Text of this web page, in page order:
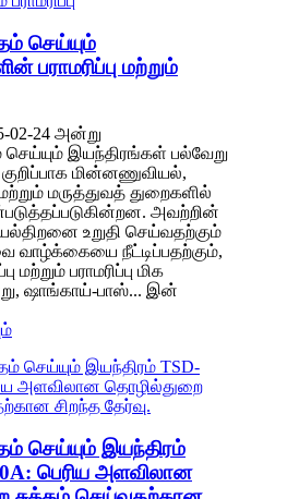
செய்யும்
பராமரிப்பு மற்றும்
02-24 அன்று
இயந்திரங்கள் பல்வேறு
மின்னணுவியல்,
மருத்துவத் துறைகளில்
அவற்றின்
உறுதி செய்வதற்கும்
வாழ்க்கையை நீட்டிப்பதற்கும்,
மற்றும் பராமரிப்பு மிக
ஷாங்காய்-பாஸ்... இன்
செய்யும் இயந்திரம்
பெரிய அளவிலான